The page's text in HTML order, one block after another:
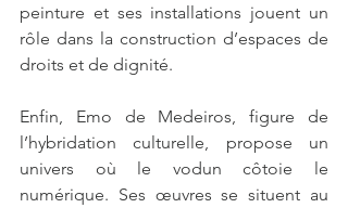
peinture et ses installations jouent un
rôle dans la construction d’espaces de
droits et de dignité.
Enfin, Emo de Medeiros, figure de
l’hybridation culturelle, propose un
univers où le vodun côtoie le
numérique. Ses œuvres se situent au